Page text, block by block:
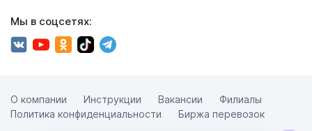
Мы в соцсетях:
О компании Инструкции Вакансии
Филиалы
Политика конфиденциальности
Биржа перевозок